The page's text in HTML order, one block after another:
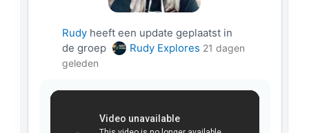
Rudy heeft een update geplaatst in
de groep
Rudy Explores 21 dagen
geleden